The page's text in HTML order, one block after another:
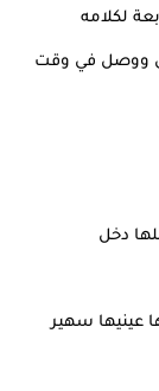
لكلامه
ووصل في وقت
دخل
عينيها سهير